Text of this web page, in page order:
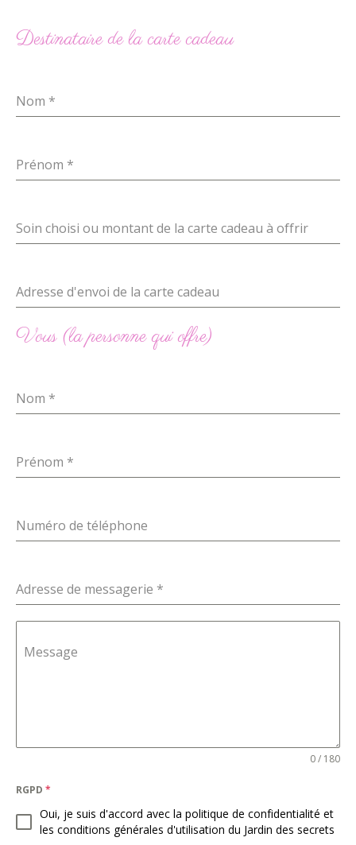
Destinataire de la carte cadeau
Nom *
Prénom *
Soin choisi ou montant de la carte cadeau à offrir
Adresse d'envoi de la carte cadeau
Vous (la personne qui offre)
Nom *
Prénom *
Numéro de téléphone
Adresse de messagerie *
Message
0 / 180
RGPD *
Oui, je suis d'accord avec la politique de confidentialité et
les conditions générales d'utilisation du Jardin des secrets